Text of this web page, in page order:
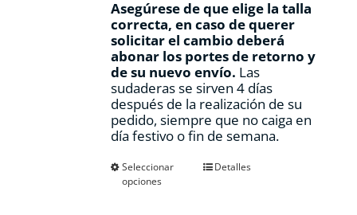
Asegúrese de que elige la talla
correcta, en caso de querer
solicitar el cambio deberá
abonar los portes de retorno y
de su nuevo envío. Las
sudaderas se sirven 4 días
después de la realización de su
pedido, siempre que no caiga en
día festivo o fin de semana.
Seleccionar
opciones
EsteDetalles